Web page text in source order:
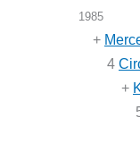
1985
+
4
+